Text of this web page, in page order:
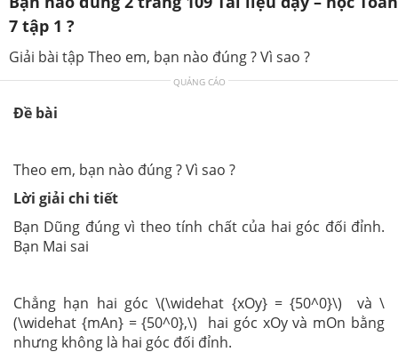
7 tập 1 ?
Giải bài tập Theo em, bạn nào đúng ? Vì sao ?
QUẢNG CÁO
Đề bài
Theo em, bạn nào đúng ? Vì sao ?
Lời giải chi tiết
Bạn Dũng đúng vì theo tính chất của hai góc đối đỉnh.
Bạn Mai sai
Chẳng hạn hai góc \(\widehat {xOy} = {50^0}\) và \
(\widehat {mAn} = {50^0},\) hai góc xOy và mOn bằng
nhưng không là hai góc đối đỉnh.